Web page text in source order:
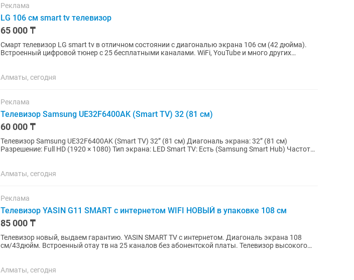
Реклама
LG 106 см smart tv телевизор
65 000 ₸
Смарт телевизор LG smart tv в отличном состоянии с диагональю экрана 106 см (42 дюйма).
Встроенный цифровой тюнер с 25 бесплатными каналами. WiFi, YouTube и много других
Алматы, сегодня
Реклама
Телевизор Samsung UE32F6400AK (Smart TV) 32 (81 см)
60 000 ₸
Телевизор Samsung UE32F6400AK (Smart TV) 32” (81 см) Диагональ экрана: 32” (81 см)
Разрешение: Full HD (1920 × 1080) Тип экрана: LED Smart TV: Есть (Samsung Smart Hub) Частота
Алматы, сегодня
Реклама
Телевизор YASIN G11 SMART с интернетом WIFI НОВЫЙ в упаковке 108 см
85 000 ₸
Телевизор новый, выдаем гарантию. YASIN SMART TV с интернетом. Диагональ экрана 108
см/43дюйм. Встроенный отау тв на 25 каналов без абонентской платы. Телевизор высокого
Алматы, сегодня